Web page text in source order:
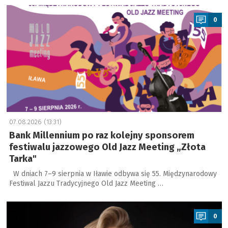
a
0
07.08.2026 (13:31)
Bank Millennium po raz kolejny sponsorem
festiwalu jazzowego Old Jazz Meeting „Złota
Tarka"
W dniach 7–9 sierpnia w Iławie odbywa się 55. Międzynarodowy
Festiwal Jazzu Tradycyjnego Old Jazz Meeting …
a
0